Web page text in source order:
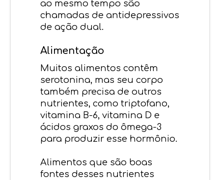
ao mesmo tempo são
chamadas de antidepressivos
de ação dual.
Alimentação
Muitos alimentos contêm
serotonina, mas seu corpo
também precisa de outros
nutrientes, como triptofano,
vitamina B-6, vitamina D e
ácidos graxos do ômega-3
para produzir esse hormônio.
Alimentos que são boas
fontes desses nutrientes